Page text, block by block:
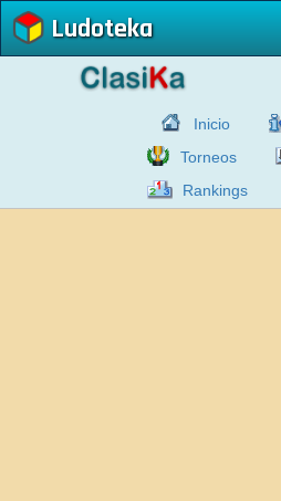
Ludoteka
Inicio
Torneos
Rankings